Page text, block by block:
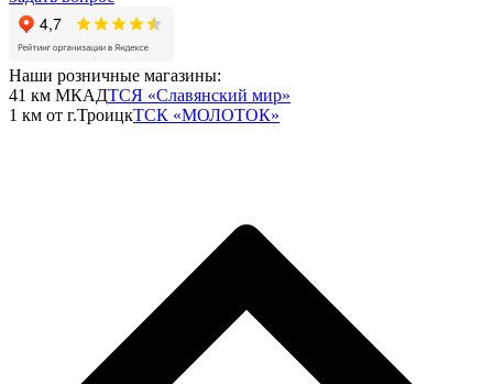
Наши розничные магазины:
41 км МКАДТСЯ «Славянский мир»
1 км от г.ТроицкТСК «МОЛОТОК»